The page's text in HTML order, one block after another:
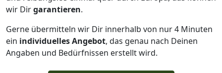
wir Dirgarantieren.
Gerne übermitteln wir Dir innerhalb von nur4 Minuten
ein individuelles Angebot, das genau nach Deinen
Angaben und Bedürfnissen erstellt wird.